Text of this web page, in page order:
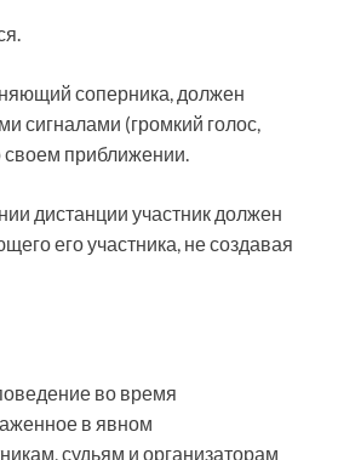
соперника, должен
сигналами (громкий голос,
своем приближении.
дистанции участник должен
его участника, не создавая
во время
в явном
судьям и организаторам